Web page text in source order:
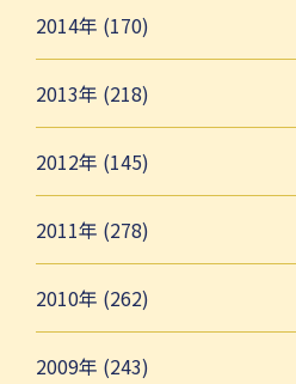
2014年 (170)
2013年 (218)
2012年 (145)
2011年 (278)
2010年 (262)
2009年 (243)